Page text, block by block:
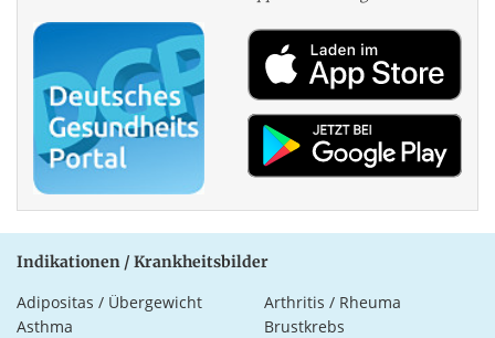
Indikationen / Krankheitsbilder
Adipositas / Übergewicht
Arthritis / Rheuma
Asthma
Brustkrebs